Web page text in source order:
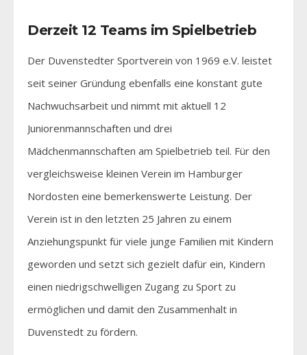
Derzeit 12 Teams im Spielbetrieb
Der Duvenstedter Sportverein von 1969 e.V. leistet
seit seiner Gründung ebenfalls eine konstant gute
Nachwuchsarbeit und nimmt mit aktuell 12
Juniorenmannschaften und drei
Mädchenmannschaften am Spielbetrieb teil. Für den
vergleichsweise kleinen Verein im Hamburger
Nordosten eine bemerkenswerte Leistung. Der
Verein ist in den letzten 25 Jahren zu einem
Anziehungspunkt für viele junge Familien mit Kindern
geworden und setzt sich gezielt dafür ein, Kindern
einen niedrigschwelligen Zugang zu Sport zu
ermöglichen und damit den Zusammenhalt in
Duvenstedt zu fördern.